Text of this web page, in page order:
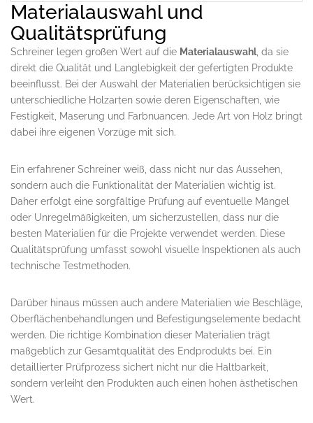
Materialauswahl und
Qualitätsprüfung
Schreiner legen großen Wert auf die Materialauswahl, da sie
direkt die Qualität und Langlebigkeit der gefertigten Produkte
beeinflusst. Bei der Auswahl der Materialien berücksichtigen sie
unterschiedliche Holzarten sowie deren Eigenschaften, wie
Festigkeit, Maserung und Farbnuancen. Jede Art von Holz bringt
dabei ihre eigenen Vorzüge mit sich.
Ein erfahrener Schreiner weiß, dass nicht nur das Aussehen,
sondern auch die Funktionalität der Materialien wichtig ist.
Daher erfolgt eine sorgfältige Prüfung auf eventuelle Mängel
oder Unregelmäßigkeiten, um sicherzustellen, dass nur die
besten Materialien für die Projekte verwendet werden. Diese
Qualitätsprüfung umfasst sowohl visuelle Inspektionen als auch
technische Testmethoden.
Darüber hinaus müssen auch andere Materialien wie Beschläge,
Oberflächenbehandlungen und Befestigungselemente bedacht
werden. Die richtige Kombination dieser Materialien trägt
maßgeblich zur Gesamtqualität des Endprodukts bei. Ein
detaillierter Prüfprozess sichert nicht nur die Haltbarkeit,
sondern verleiht den Produkten auch einen hohen ästhetischen
Wert.